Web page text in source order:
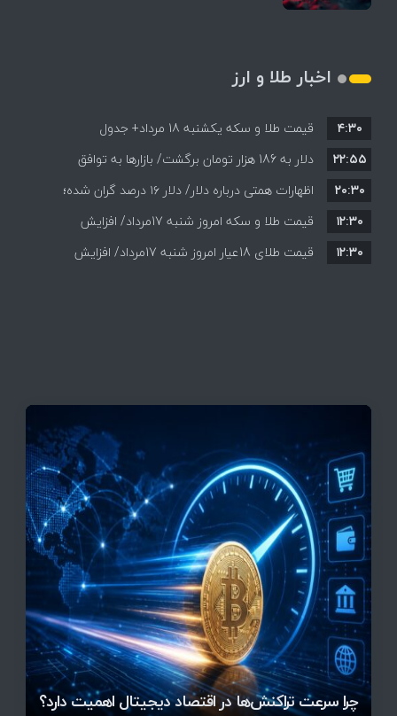
اخبار طلا و ارز
قیمت طلا و سکه یکشنبه 18 مرداد+ جدول
۴:۳۰
دلار به 186 هزار تومان برگشت/ بازارها به توافق
احتمالی هرمز چه واکنشی نشان دادند؟
۲۲:۵۵
اظهارات همتی درباره دلار/ دلار ۱۶ درصد گران شده؛
این افزایش طبیعی است
۲۰:۳۰
قیمت طلا و سکه امروز شنبه 17مرداد/ افزایش
همه قیمت ها + جدول و جزئیات
۱۲:۳۰
قیمت طلای 18عیار امروز شنبه 17مرداد/ افزایش
۱۲:۳۰
راهنمای انتخاب مسیر مناسب برای ورود به بازار ارز
دیجیتال
چرا سرعت تراکنش‌ها در اقتصاد دیجیتال اهمیت دارد؟
آخرین وضعیت بازار رمزارزها در جهان / مهم‌ترین
تهدید بیت‌کوین مشخص شد
اتفاق تاریخی در بازار رمزارزها / بیت‌کوین سبز شد
قیمت تتر، بیت‌کوین و اتریوم امروز دوشنبه ۵ مرداد
۱۴۰۵ | بیت‌کوین این مرز را از دست بدهد، همه‌چیز
تغییر می‌کند
رقابت پنهان دولت‌ها بر سر بیت‌کوین/ ۱۰ کشور برتر
کدامند؟
اتفاق مهم در بازار رمزارزها / بیت‌کوین وارد فاز تازه شد
تازه‌ترین رسوایی ارز دیجیتال؛ شکایت میلیاردی روی
میز / ۶۲۲ بیت‌کوین کجا رفت؟